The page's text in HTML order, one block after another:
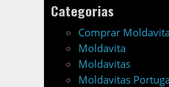
Categorias
Comprar
Moldavita
Moldavitas
Moldavitas